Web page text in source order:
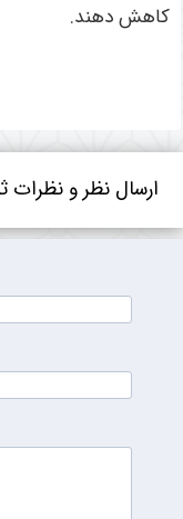
کاهش دهند.
ارسال نظر و